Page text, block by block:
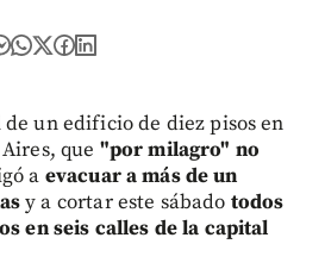
un edificio de diez pisos en
que "por milagro" no
a evacuar a más de un
y a cortar este sábado todos
en seis calles de la capital